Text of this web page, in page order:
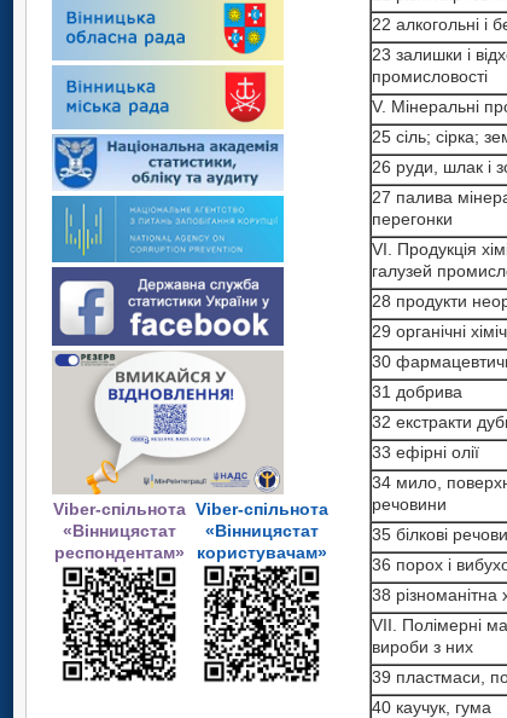
Viber-спільнота
«Вінницястат
респондентам»
Viber-спільнота
«Вінницястат
користувачам»
22 алкогольні і
23 залишки і
промисловості
V. Мінеральні
25 сіль; сірка;
26 руди, шлак і
27 палива
перегонки
VI. Продукція
галузей
28 продукти
29 органічні
30
31 добрива
32 екстракти
33 ефірні олії
34 мило,
речовини
35 білкові
36 порох і
38 різноманітна
VII. Полімерні
вироби з них
39 пластмаси,
40 каучук, гума